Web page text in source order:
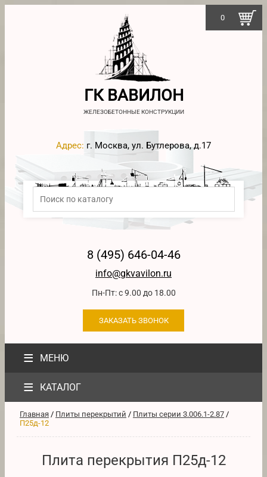
ГК ВАВИЛОН
ЖЕЛЕЗОБЕТОННЫЕ КОНСТРУКЦИИ
Адрес: г. Москва, ул. Бутлерова, д.17
8 (495) 646-04-46
info@gkvavilon.ru
Пн-Пт: с 9.00 до 18.00
ЗАКАЗАТЬ ЗВОНОК
≡ МЕНЮ
0
≡ КАТАЛОГ
Главная / Плиты перекрытий / Плиты серии 3.006.1-2.87 /
П25д-12
Плита перекрытия П25д-12